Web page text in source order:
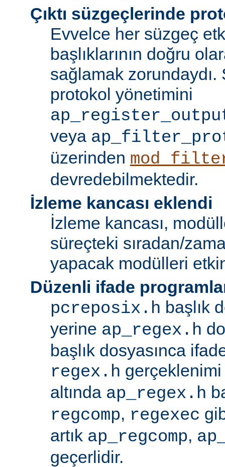
Çıktı süzgeçlerinde
Evvelce her süzgeç
başlıklarının doğru
sağlamak zorundaydı.
protokol yönetimini
veya
üzerinden
devredebilmektedir.
İzleme kancası eklendi
İzleme kancası,
süreçteki sıradan/
yapacak modülleri
Düzenli ifade
pcreposix.h başlık
yerine ap_regex.h
başlık dosyasınca
regex.h
altında ap_regex.h
regcomp, regexec
artık ap_regcomp,
geçerlidir.